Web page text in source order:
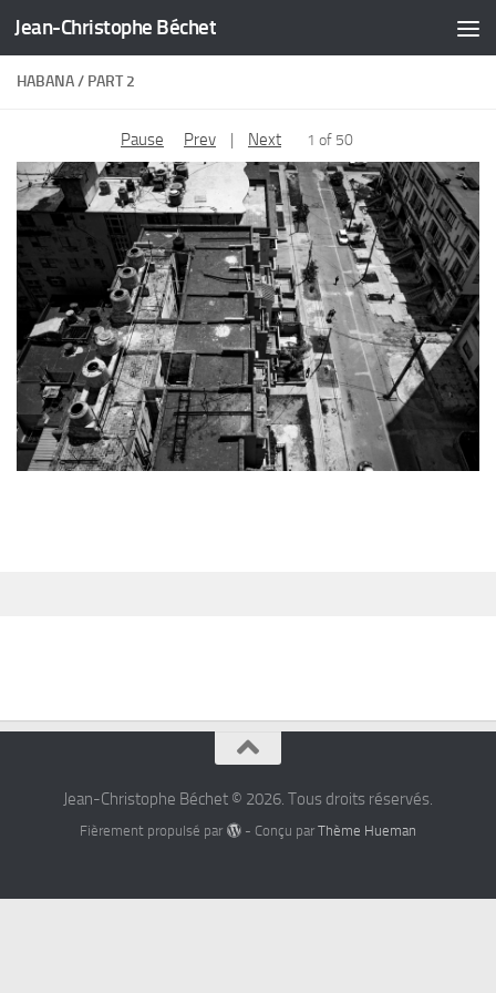
Skip to content
Jean-Christophe Béchet
HABANA / PART 2
Pause Prev | Next 1 of 50
Jean-Christophe Béchet © 2026. Tous droits réservés.
Fièrement propulsé par - Conçu par Thème Hueman